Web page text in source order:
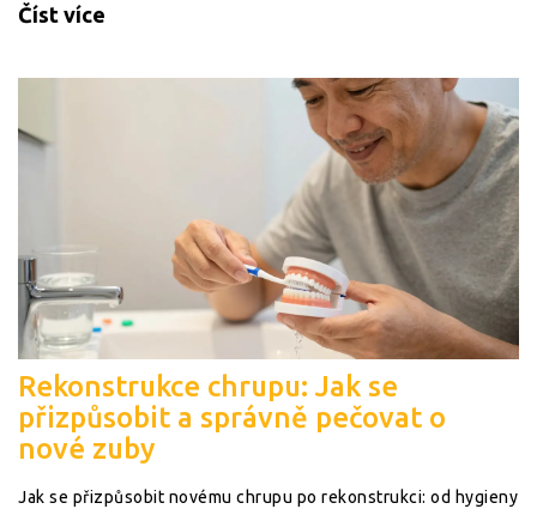
Číst více
Rekonstrukce chrupu: Jak se
přizpůsobit a správně pečovat o
nové zuby
Jak se přizpůsobit novému chrupu po rekonstrukci: od hygieny